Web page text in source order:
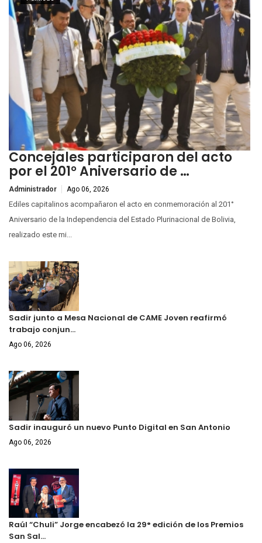
Concejales participaron del acto
por el 201° Aniversario de …
Administrador Ago 06, 2026
Ediles capitalinos acompañaron el acto en conmemoración al 201°
Aniversario de la Independencia del Estado Plurinacional de Bolivia,
realizado este mi...
Sadir junto a Mesa Nacional de CAME Joven reafirmó
trabajo conjun…
Ago 06, 2026
Sadir inauguró un nuevo Punto Digital en San Antonio
Ago 06, 2026
Raúl “Chuli” Jorge encabezó la 29° edición de los Premios
San Sal…